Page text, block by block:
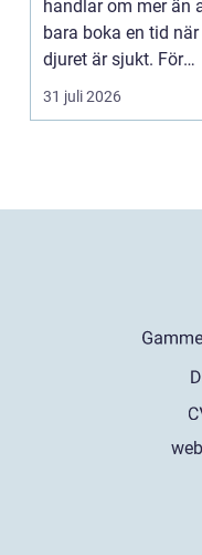
handlar om mer än
bara boka en tid när
djuret är sjukt. För
många djurä...
31 juli 2026